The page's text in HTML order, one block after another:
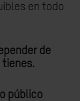
en todo
de
tienes.
público